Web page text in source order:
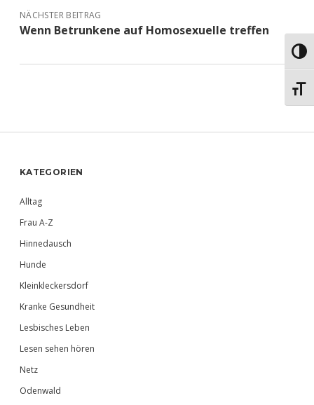
NÄCHSTER BEITRAG
Wenn Betrunkene auf Homosexuelle treffen
Sidebar
KATEGORIEN
Alltag
Frau A-Z
Hinnedausch
Hunde
Kleinkleckersdorf
Kranke Gesundheit
Lesbisches Leben
Lesen sehen hören
Netz
Odenwald